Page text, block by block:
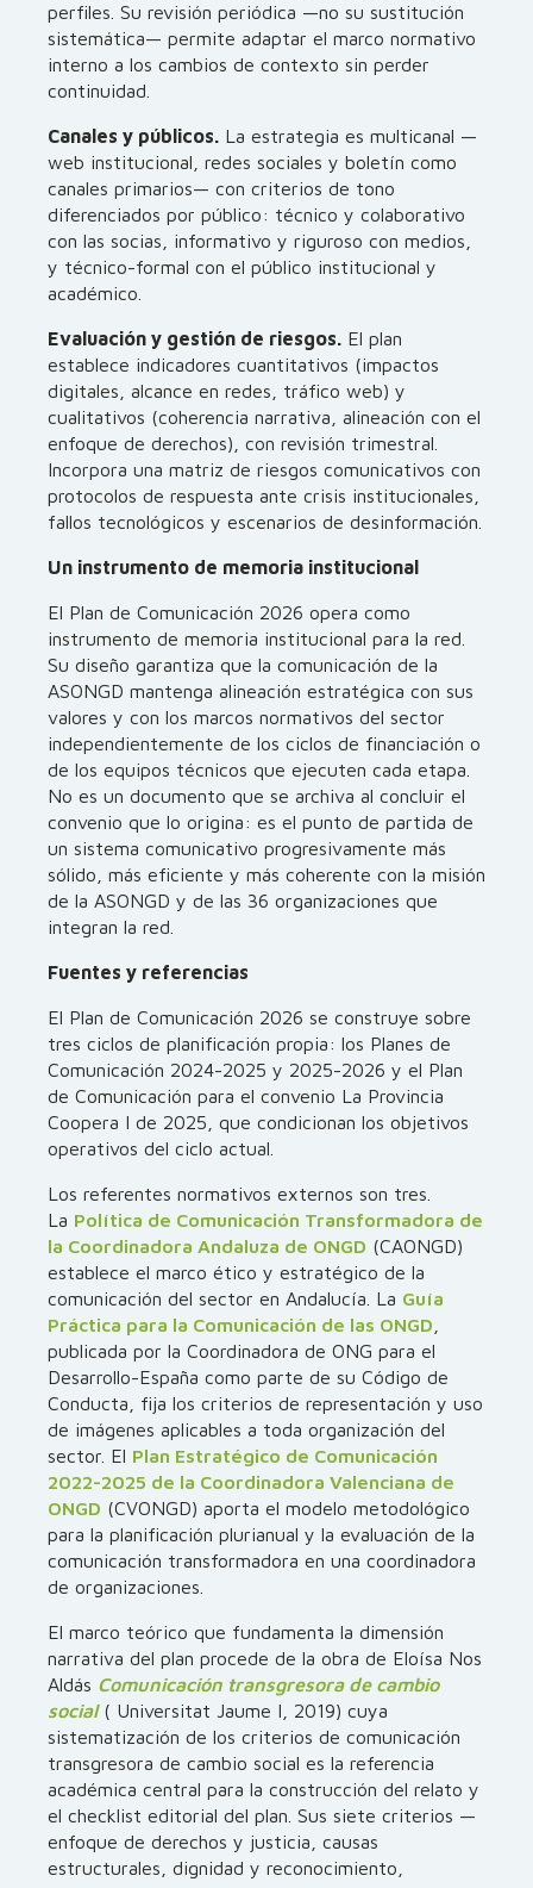
perfiles. Su revisión periódica —no su sustitución
sistemática— permite adaptar el marco normativo
interno a los cambios de contexto sin perder
continuidad.
Canales y públicos. La estrategia es multicanal —
web institucional, redes sociales y boletín como
canales primarios— con criterios de tono
diferenciados por público: técnico y colaborativo
con las socias, informativo y riguroso con medios,
y técnico-formal con el público institucional y
académico.
Evaluación y gestión de riesgos. El plan
establece indicadores cuantitativos (impactos
digitales, alcance en redes, tráfico web) y
cualitativos (coherencia narrativa, alineación con el
enfoque de derechos), con revisión trimestral.
Incorpora una matriz de riesgos comunicativos con
protocolos de respuesta ante crisis institucionales,
fallos tecnológicos y escenarios de desinformación.
Un instrumento de memoria institucional
El Plan de Comunicación 2026 opera como
instrumento de memoria institucional para la red.
Su diseño garantiza que la comunicación de la
ASONGD mantenga alineación estratégica con sus
valores y con los marcos normativos del sector
independientemente de los ciclos de financiación o
de los equipos técnicos que ejecuten cada etapa.
No es un documento que se archiva al concluir el
convenio que lo origina: es el punto de partida de
un sistema comunicativo progresivamente más
sólido, más eficiente y más coherente con la misión
de la ASONGD y de las 36 organizaciones que
integran la red.
Fuentes y referencias
El Plan de Comunicación 2026 se construye sobre
tres ciclos de planificación propia: los Planes de
Comunicación 2024-2025 y 2025-2026 y el Plan
de Comunicación para el convenio La Provincia
Coopera I de 2025, que condicionan los objetivos
operativos del ciclo actual.
Los referentes normativos externos son tres.
La Política de Comunicación Transformadora de
la Coordinadora Andaluza de ONGD (CAONGD)
establece el marco ético y estratégico de la
comunicación del sector en Andalucía. La Guía
Práctica para la Comunicación de las ONGD
publicada por la Coordinadora de ONG para el
Desarrollo-España como parte de su Código de
Conducta, fija los criterios de representación y uso
de imágenes aplicables a toda organización del
sector. El Plan Estratégico de Comunicación
2022-2025 de la Coordinadora Valenciana de
ONGD (CVONGD) aporta el modelo metodológico
para la planificación plurianual y la evaluación de la
comunicación transformadora en una coordinadora
de organizaciones.
El marco teórico que fundamenta la dimensión
narrativa del plan procede de la obra de Eloísa Nos
Aldás Comunicación transgresora de cambio
social( Universitat Jaume I, 2019) cuya
sistematización de los criterios de comunicación
transgresora de cambio social es la referencia
académica central para la construcción del relato y
el checklist editorial del plan. Sus siete criterios —
enfoque de derechos y justicia, causas
estructurales, dignidad y reconocimiento,